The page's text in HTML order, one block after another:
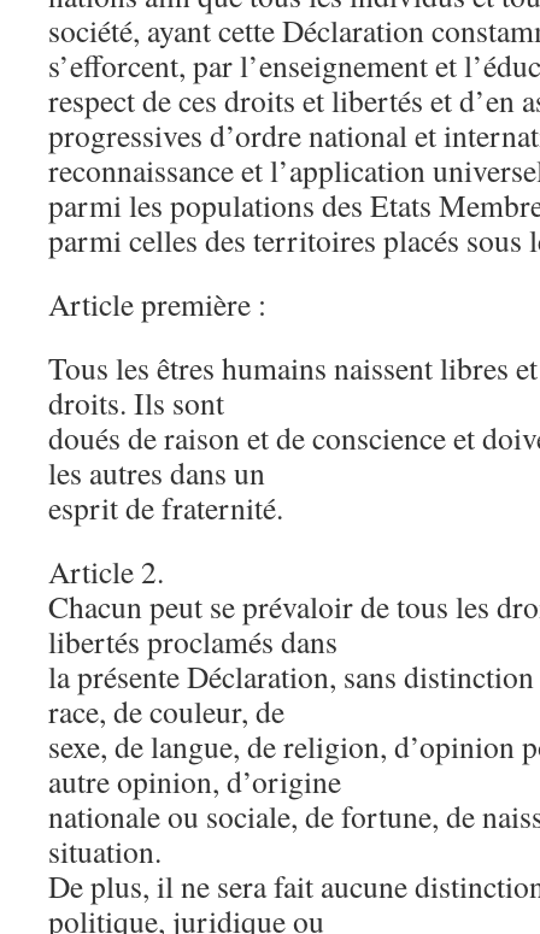
société, ayant cette Déclaration
s’efforcent, par l’enseignement et
respect de ces droits et libertés et d’en
progressives d’ordre national et
reconnaissance et l’application
parmi les populations des Etats
parmi celles des territoires placés
Article première :
Tous les êtres humains naissent libres
droits. Ils sont
doués de raison et de conscience et
les autres dans un
esprit de fraternité.
Article 2.
Chacun peut se prévaloir de tous les
libertés proclamés dans
la présente Déclaration, sans
race, de couleur, de
sexe, de langue, de religion, d’opinion
autre opinion, d’origine
nationale ou sociale, de fortune, de
situation.
De plus, il ne sera fait aucune
politique, juridique ou